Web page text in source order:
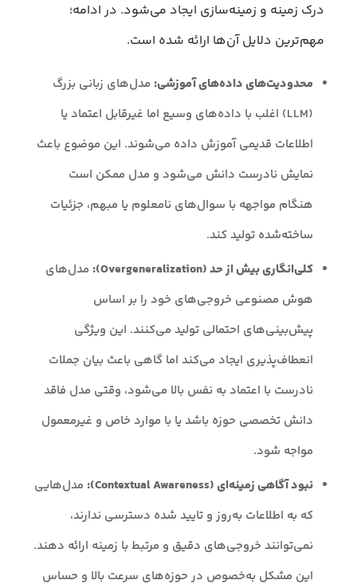
درک زمینه و زمینه‌سازی ایجاد می‌شود. در ادامه؛
مهم‌ترین دلایل آن‌‌ها ارائه شده است.
محدودیت‌های داده‌های آموزشی: مدل‌های زبانی بزرگ
(LLM) اغلب با داده‌های وسیع اما غیرقابل اعتماد یا
اطلاعات قدیمی آموزش داده می‌شوند. این موضوع باعث
نمایش نادرست دانش می‌شود و مدل ممکن است
هنگام مواجهه با سوال‌های نامعلوم یا مبهم، جزئیات
ساخته‌شده تولید کند.
کلی‌انگاری بیش از حد (Overgeneralization):
مدل‌های
هوش مصنوعی خروجی‌های خود را بر اساس
پیش‌بینی‌های احتمالی تولید می‌کنند. این ویژگی
انعطاف‌پذیری ایجاد می‌کند اما گاهی باعث بیان جملات
نادرست با اعتماد به نفس بالا می‌شود، وقتی مدل فاقد
دانش تخصصی حوزه باشد یا با موارد خاص و غیرمعمول
مواجه شود.
نبود آگاهی زمینه‌ای (Contextual Awareness):
مدل‌هایی
که به اطلاعات به‌روز و تایید شده دسترسی ندارند،
نمی‌توانند خروجی‌های دقیق و مرتبط با زمینه ارائه دهند.
این مشکل به‌خصوص در حوزه‌های سرعت بالا و حساس